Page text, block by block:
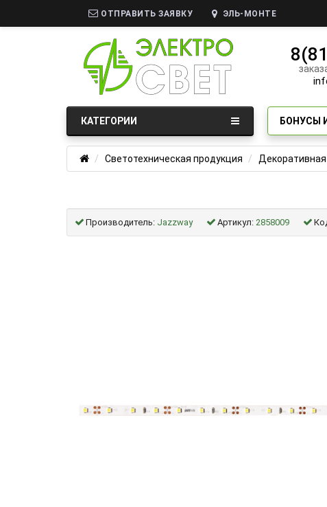
ОТПРАВИТЬ ЗАЯВКУ ЭЛЬ-МОНТЕ
БОНУСЫ
КАТЕГОРИИ
Светотехническая продукция
Производитель: Jazzway Артикул: 2858009